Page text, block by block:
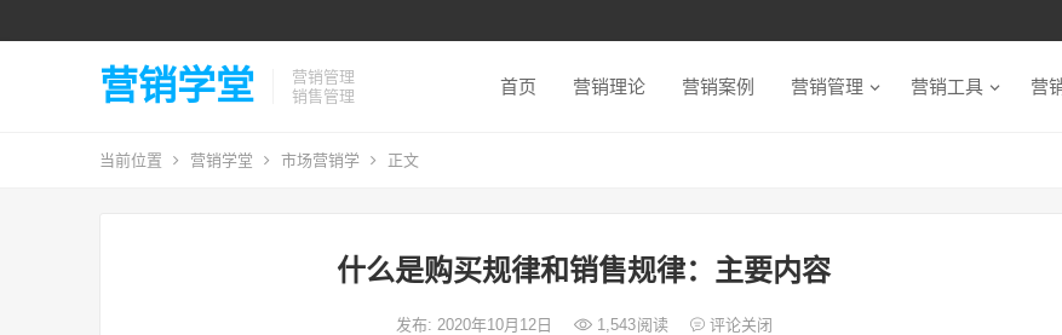
营销学堂
营销管理
销售管理
首页 营销理论 营销案例 营销管理 营销工具 营
当前位置 营销学堂 市场营销学 正文
什么是购买规律和销售规律：主要内容
发布: 2020年10月12日 1,543阅读 评论关闭